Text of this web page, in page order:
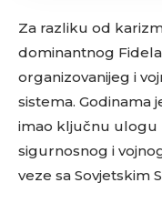
Za razliku od
dominantnog
organizovanijeg i
sistema. Godinama
imao ključnu ulogu
sigurnosnog i
veze sa Sovjetskim